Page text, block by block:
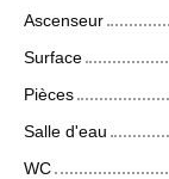
Ascenseur
Surface
Pièces
Salle d'eau
WC